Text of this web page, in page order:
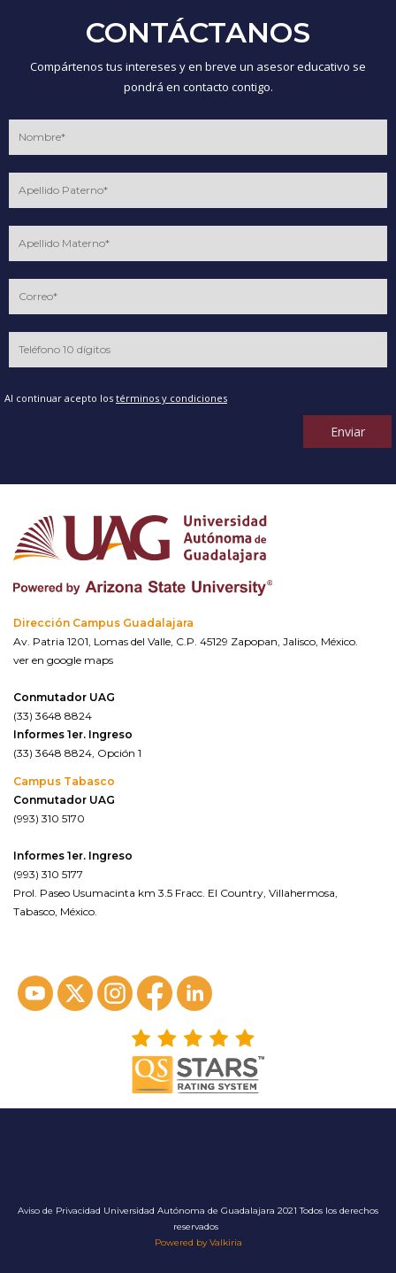
CONTÁCTANOS
Compártenos tus intereses y en breve un asesor educativo se
pondrá en contacto contigo.
Al continuar acepto los términos y condiciones
Enviar
Dirección Campus Guadalajara
Av. Patria 1201, Lomas del Valle, C.P. 45129 Zapopan, Jalisco, México.
ver en google maps
Conmutador UAG
(33) 3648 8824
Informes 1er. Ingreso
(33) 3648 8824, Opción 1
Campus Tabasco
Conmutador UAG
(993) 310 5170
Informes 1er. Ingreso
(993) 310 5177
Prol. Paseo Usumacinta km 3.5 Fracc. El Country, Villahermosa,
Tabasco, México.
Aviso de Privacidad Universidad Autónoma de Guadalajara 2021 Todos los derechos
reservados
Powered by Valkiria